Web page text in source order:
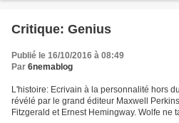
Critique: Genius
Publié le 16/10/2016 à 08:49
Par 6nemablog
L'histoire: Ecrivain à la personnalité hors
révélé par le grand éditeur Maxwell
Fitzgerald et Ernest Hemingway. Wolfe ne